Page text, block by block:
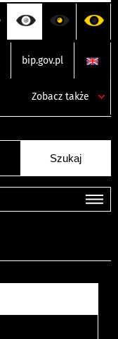
bip.gov.pl
Zobacz także